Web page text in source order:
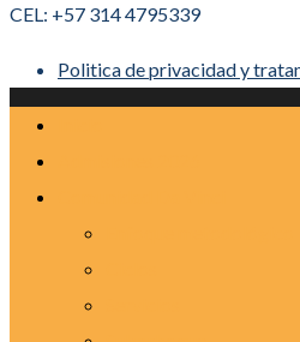
CEL: +57 314 4795339
Politica de privacidad y